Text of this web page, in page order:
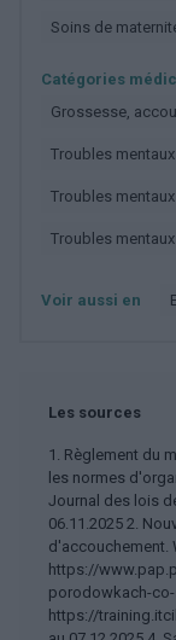
Soins de
Catégories
Grossesse,
Troubles
Troubles
Troubles
Voir aussi en
Les sources
1. Règlement du
les normes
Journal des lois
06.11.2025 2.
d'accouchement.
https://
porodowkach-co-
https://